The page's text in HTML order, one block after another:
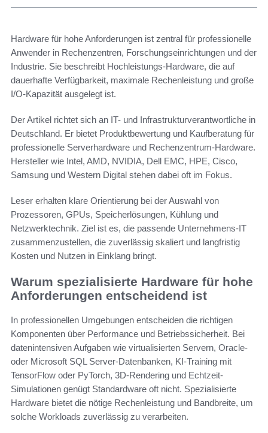
Hardware für hohe Anforderungen ist zentral für professionelle
Anwender in Rechenzentren, Forschungseinrichtungen und der
Industrie. Sie beschreibt Hochleistungs-Hardware, die auf
dauerhafte Verfügbarkeit, maximale Rechenleistung und große
I/O-Kapazität ausgelegt ist.
Der Artikel richtet sich an IT- und Infrastrukturverantwortliche in
Deutschland. Er bietet Produktbewertung und Kaufberatung für
professionelle Serverhardware und Rechenzentrum-Hardware.
Hersteller wie Intel, AMD, NVIDIA, Dell EMC, HPE, Cisco,
Samsung und Western Digital stehen dabei oft im Fokus.
Leser erhalten klare Orientierung bei der Auswahl von
Prozessoren, GPUs, Speicherlösungen, Kühlung und
Netzwerktechnik. Ziel ist es, die passende Unternehmens-IT
zusammenzustellen, die zuverlässig skaliert und langfristig
Kosten und Nutzen in Einklang bringt.
Warum spezialisierte Hardware für hohe
Anforderungen entscheidend ist
In professionellen Umgebungen entscheiden die richtigen
Komponenten über Performance und Betriebssicherheit. Bei
datenintensiven Aufgaben wie virtualisierten Servern, Oracle-
oder Microsoft SQL Server-Datenbanken, KI-Training mit
TensorFlow oder PyTorch, 3D-Rendering und Echtzeit-
Simulationen genügt Standardware oft nicht. Spezialisierte
Hardware bietet die nötige Rechenleistung und Bandbreite, um
solche Workloads zuverlässig zu verarbeiten.